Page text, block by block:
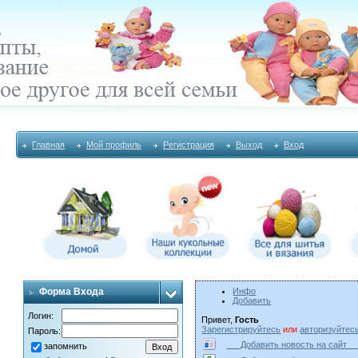
Главная Мой профиль Регистрация Выход Вход
Форма Входа
Логин:
Пароль:
запомнить
Инфо
Добавить
Привет,Гость
Зарегистрируйтесь или
Добавить новость на